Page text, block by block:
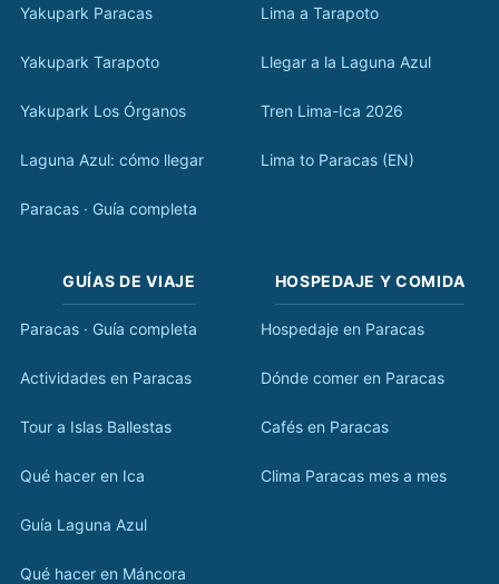
Yakupark Paracas
Yakupark Tarapoto
Yakupark Los Órganos
Laguna Azul: cómo llegar
Paracas · Guía completa
Lima a Tarapoto
Llegar a la Laguna Azul
Tren Lima-Ica 2026
Lima to Paracas (EN)
GUÍAS DE VIAJE
Paracas · Guía completa
Actividades en Paracas
Tour a Islas Ballestas
Qué hacer en Ica
Guía Laguna Azul
Qué hacer en Máncora
HOSPEDAJE Y COMIDA
Hospedaje en Paracas
Dónde comer en Paracas
Cafés en Paracas
Clima Paracas mes a mes